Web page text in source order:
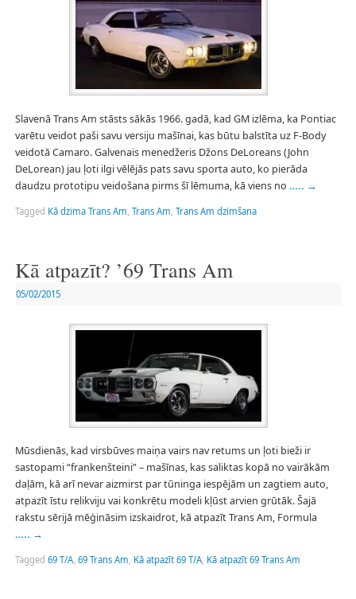
Slavenā Trans Am stāsts sākās 1966. gadā, kad GM izlēma, ka Pontiac
varētu veidot paši savu versiju mašīnai, kas būtu balstīta uz F-Body
veidotā Camaro. Galvenais menedžeris Džons DeLoreans (John
DeLorean) jau ļoti ilgi vēlējās pats savu sporta auto, ko pierāda
daudzu prototipu veidošana pirms šī lēmuma, kā viens no ….. →
Tagged Kā dzima Trans Am, Trans Am, Trans Am dzimšana
Kā atpazīt? ’69 Trans Am
05/02/2015
Mūsdienās, kad virsbūves maiņa vairs nav retums un ļoti bieži ir
sastopami “frankenšteini” – mašīnas, kas saliktas kopā no vairākām
daļām, kā arī nevar aizmirst par tūninga iespējām un zagtiem auto,
atpazīt īstu relikviju vai konkrētu modeli kļūst arvien grūtāk. Šajā
rakstu sērijā mēģināsim izskaidrot, kā atpazīt Trans Am, Formula
….. →
Tagged 69 T/A, 69 Trans Am, Kā atpazīt 69 T/A, Kā atpazīt 69 Trans Am